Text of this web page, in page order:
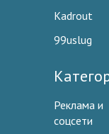
Kadrout
99uslug
Реклама и
соцсети